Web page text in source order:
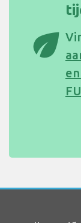
eco